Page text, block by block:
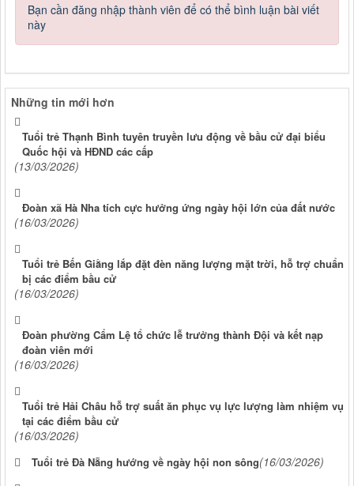
Bạn cần đăng nhập thành viên để có thể bình luận bài viết
này
Những tin mới hơn
Tuổi trẻ Thạnh Bình tuyên truyền lưu động về bầu cử đại biểu
Quốc hội và HĐND các cấp
(13/03/2026)
Đoàn xã Hà Nha tích cực hưởng ứng ngày hội lớn của đất nước
(16/03/2026)
Tuổi trẻ Bến Giằng lắp đặt đèn năng lượng mặt trời, hỗ trợ chuẩn
bị các điểm bầu cử
(16/03/2026)
Đoàn phường Cẩm Lệ tổ chức lễ trưởng thành Đội và kết nạp
đoàn viên mới
(16/03/2026)
Tuổi trẻ Hải Châu hỗ trợ suất ăn phục vụ lực lượng làm nhiệm vụ
tại các điểm bầu cử
(16/03/2026)
Tuổi trẻ Đà Nẵng hướng về ngày hội non sông(16/03/2026)